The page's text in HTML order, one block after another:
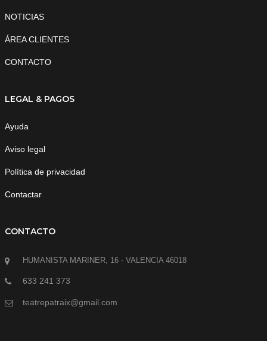
NOTICIAS
ÁREA CLIENTES
CONTACTO
LEGAL & PAGOS
Ayuda
Aviso legal
Política de privacidad
Contactar
CONTACTO
HUMANISTA MARINER, 16 - VALENCIA 46018
633 241 373
teatrepatraix@gmail.com